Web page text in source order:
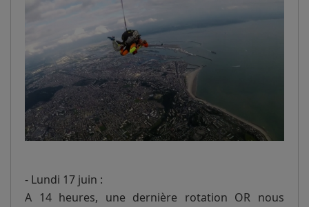
- Lundi 17 juin :
A 14 heures, une dernière rotation OR nous